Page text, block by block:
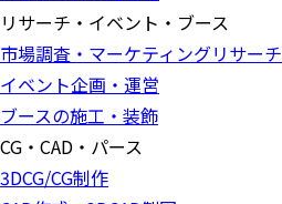
リサーチ・イベント・ブース
市場調査・マーケティングリサーチ
イベント企画・運営
ブースの施工・装飾
CG・CAD・パース
3DCG/CG制作